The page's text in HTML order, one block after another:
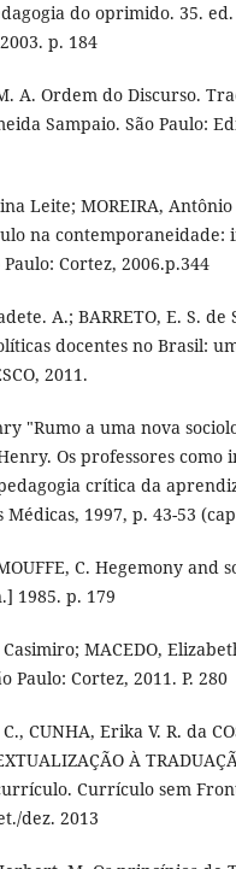
do oprimido. 35.
p. 184
A. Ordem do Discurso.
Sampaio. São Paulo:
Leite; MOREIRA,
na contemporaneidade:
Paulo: Cortez, 2006.p.344
A.; BARRETO, E. S. de
docentes no Brasil:
2011.
"Rumo a uma nova
Os professores como
crítica da
1997, p. 43-53
C. Hegemony and
1985. p. 179
Casimiro; MACEDO,
Paulo: Cortez, 2011. P. 280
CUNHA, Erika V. R. da
À
Currículo sem
dez. 2013